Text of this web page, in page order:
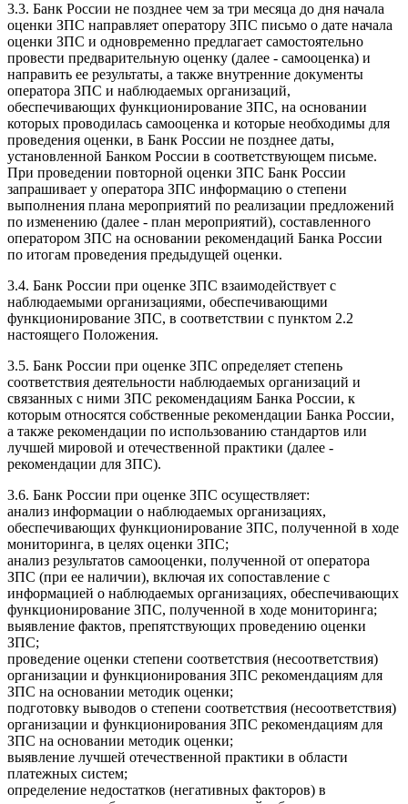
3.3. Банк России не позднее чем за три месяца до дня начала
оценки ЗПС направляет оператору ЗПС письмо о дате начала
оценки ЗПС и одновременно предлагает самостоятельно
провести предварительную оценку (далее - самооценка) и
направить ее результаты, а также внутренние документы
оператора ЗПС и наблюдаемых организаций,
обеспечивающих функционирование ЗПС, на основании
которых проводилась самооценка и которые необходимы для
проведения оценки, в Банк России не позднее даты,
установленной Банком России в соответствующем письме.
При проведении повторной оценки ЗПС Банк России
запрашивает у оператора ЗПС информацию о степени
выполнения плана мероприятий по реализации предложений
по изменению (далее - план мероприятий), составленного
оператором ЗПС на основании рекомендаций Банка России
по итогам проведения предыдущей оценки.
3.4. Банк России при оценке ЗПС взаимодействует с
наблюдаемыми организациями, обеспечивающими
функционирование ЗПС, в соответствии с пунктом 2.2
настоящего Положения.
3.5. Банк России при оценке ЗПС определяет степень
соответствия деятельности наблюдаемых организаций и
связанных с ними ЗПС рекомендациям Банка России, к
которым относятся собственные рекомендации Банка России,
а также рекомендации по использованию стандартов или
лучшей мировой и отечественной практики (далее -
рекомендации для ЗПС).
3.6. Банк России при оценке ЗПС осуществляет:
анализ информации о наблюдаемых организациях,
обеспечивающих функционирование ЗПС, полученной в ходе
мониторинга, в целях оценки ЗПС;
анализ результатов самооценки, полученной от оператора
ЗПС (при ее наличии), включая их сопоставление с
информацией о наблюдаемых организациях, обеспечивающих
функционирование ЗПС, полученной в ходе мониторинга;
выявление фактов, препятствующих проведению оценки
ЗПС;
проведение оценки степени соответствия (несоответствия)
организации и функционирования ЗПС рекомендациям для
ЗПС на основании методик оценки;
подготовку выводов о степени соответствия (несоответствия)
организации и функционирования ЗПС рекомендациям для
ЗПС на основании методик оценки;
выявление лучшей отечественной практики в области
платежных систем;
определение недостатков (негативных факторов) в